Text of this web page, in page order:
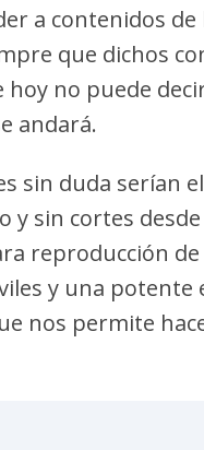
a contenidos de
que dichos
no puede
andará.
sin duda serían
y sin cortes
reproducción
y una
nos permite